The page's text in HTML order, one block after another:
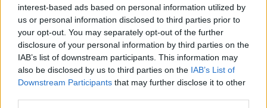
interest-based ads based on personal information utilized by
us or personal information disclosed to third parties prior to
your opt-out. You may separately opt-out of the further
disclosure of your personal information by third parties on the
IAB’s list of downstream participants. This information may
also be disclosed by us to third parties on the IAB’s List of
Downstream Participants that may further disclose it to other
Ако вие искате да се включите активно във
форума и да участвате в дискусиите, или
искате да започнете своя собствена тема,
първо ще трябва да влезете в играта. Моля,
регистрирайте се, ако нямате собствен акаунт.
Ние очакваме с нетърпение следващото ви
посещение във форума!Играйте тук
Тема: От колко време играете Фармерама?